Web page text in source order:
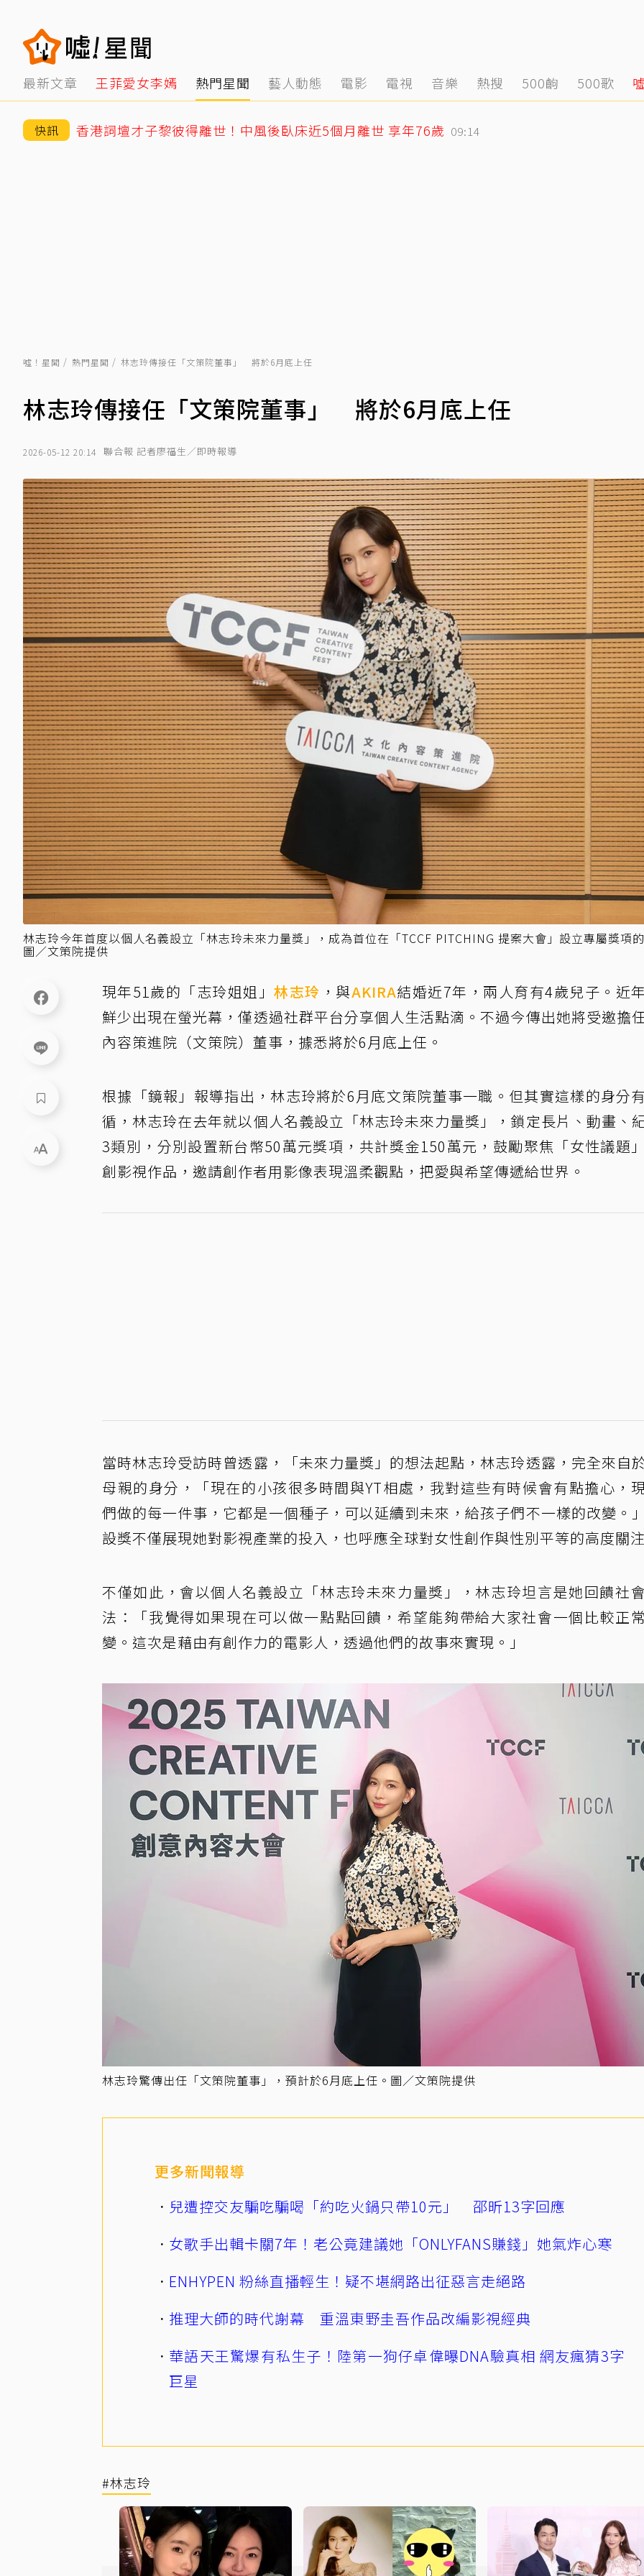
最新文章 王菲愛女李嫣 熱門星聞 藝人動態 電影 電視 音樂 熱搜 500齣 500歌
快訊 香港詞壇才子黎彼得離世！中風後臥床近5個月離世 享年76歲 09:14
噓！星聞 熱門星聞 林志玲傳接任「文策院董事」 將於6月底上任
林志玲傳接任「文策院董事」 將於6月底上任
2026-05-12 20:14 聯合報 記者廖福生／即時報導
林志玲今年首度以個人名義設立「林志玲未來力量獎」，成為首位在「TCCF PITCHING 提案大會」設立專屬獎項
圖／文策院提供
現年51歲的「志玲姐姐」林志玲 ，與AKIRA結婚近7年，兩人育有4歲兒子。近
鮮少出現在螢光幕，僅透過社群平台分享個人生活點滴。不過今傳出她將受邀擔
內容策進院（文策院）董事，據悉將於6月底上任。
根據「鏡報」報導指出，林志玲將於6月底文策院董事一職。但其實這樣的身分
循，林志玲在去年就以個人名義設立「林志玲未來力量獎」，鎖定長片、動畫、
3類別，分別設置新台幣50萬元獎項，共計獎金150萬元，鼓勵聚焦「女性議題
創影視作品，邀請創作者用影像表現溫柔觀點，把愛與希望傳遞給世界。
當時林志玲受訪時曾透露，「未來力量獎」的想法起點，林志玲透露，完全來自
母親的身分，「現在的小孩很多時間與YT相處，我對這些有時候會有點擔心，
們做的每一件事，它都是一個種子，可以延續到未來，給孩子們不一樣的改變。
設獎不僅展現她對影視產業的投入，也呼應全球對女性創作與性別平等的高度關
不僅如此，會以個人名義設立「林志玲未來力量獎」，林志玲坦言是她回饋社
法：「我覺得如果現在可以做一點點回饋，希望能夠帶給大家社會一個比較正
變。這次是藉由有創作力的電影人，透過他們的故事來實現。」
林志玲驚傳出任「文策院董事」，預計於6月底上任。圖／文策院提供
更多新聞報導
兒遭控交友騙吃騙喝「約吃火鍋只帶10元」 邵昕13字回應
女歌手出輯卡關7年！老公竟建議她「ONLYFANS賺錢」她氣炸心寒
ENHYPEN 粉絲直播輕生！疑不堪網路出征惡言走絕路
推理大師的時代謝幕 重溫東野圭吾作品改編影視經典
華語天王驚爆有私生子！陸第一狗仔卓偉曝DNA驗真相 網友瘋猜3字
巨星
#林志玲